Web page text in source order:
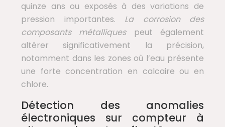
quinze ans ou exposés à des variations de
pression importantes. La corrosion des
composants métalliques peut également
altérer significativement la précision,
notamment dans les zones où l’eau présente
une forte concentration en calcaire ou en
chlore.
Détection des anomalies
électroniques sur compteur à